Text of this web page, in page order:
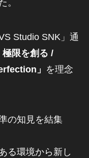
。
Studio SNK」通
極限を創る /
」 を理念
の知見を結集
る環境から新し